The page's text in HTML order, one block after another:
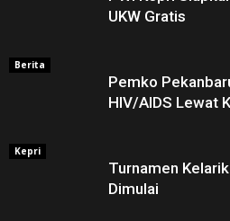
UKW Gratis
Berita
Pemko
HIV/AIDS Lewat
Kepri
Turnamen
Dimulai